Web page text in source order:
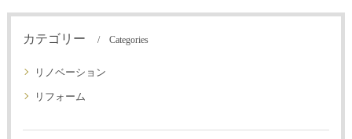
カテゴリー Categories
リノベーション
リフォーム